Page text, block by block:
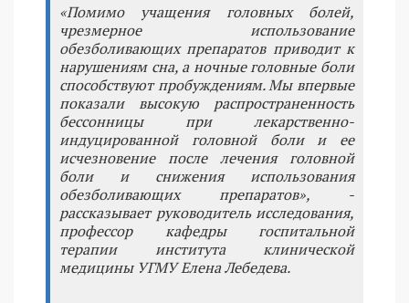
«Помимо учащения головных болей,
чрезмерное использование
обезболивающих препаратов приводит к
нарушениям сна, а ночные головные боли
способствуют пробуждениям. Мы впервые
показали высокую распространенность
бессонницы при лекарственно-
индуцированной головной боли и ее
исчезновение после лечения головной
боли и снижения использования
обезболивающих препаратов», -
рассказывает руководитель исследования,
профессор кафедры госпитальной
терапии института клинической
медицины УГМУ Елена Лебедева.